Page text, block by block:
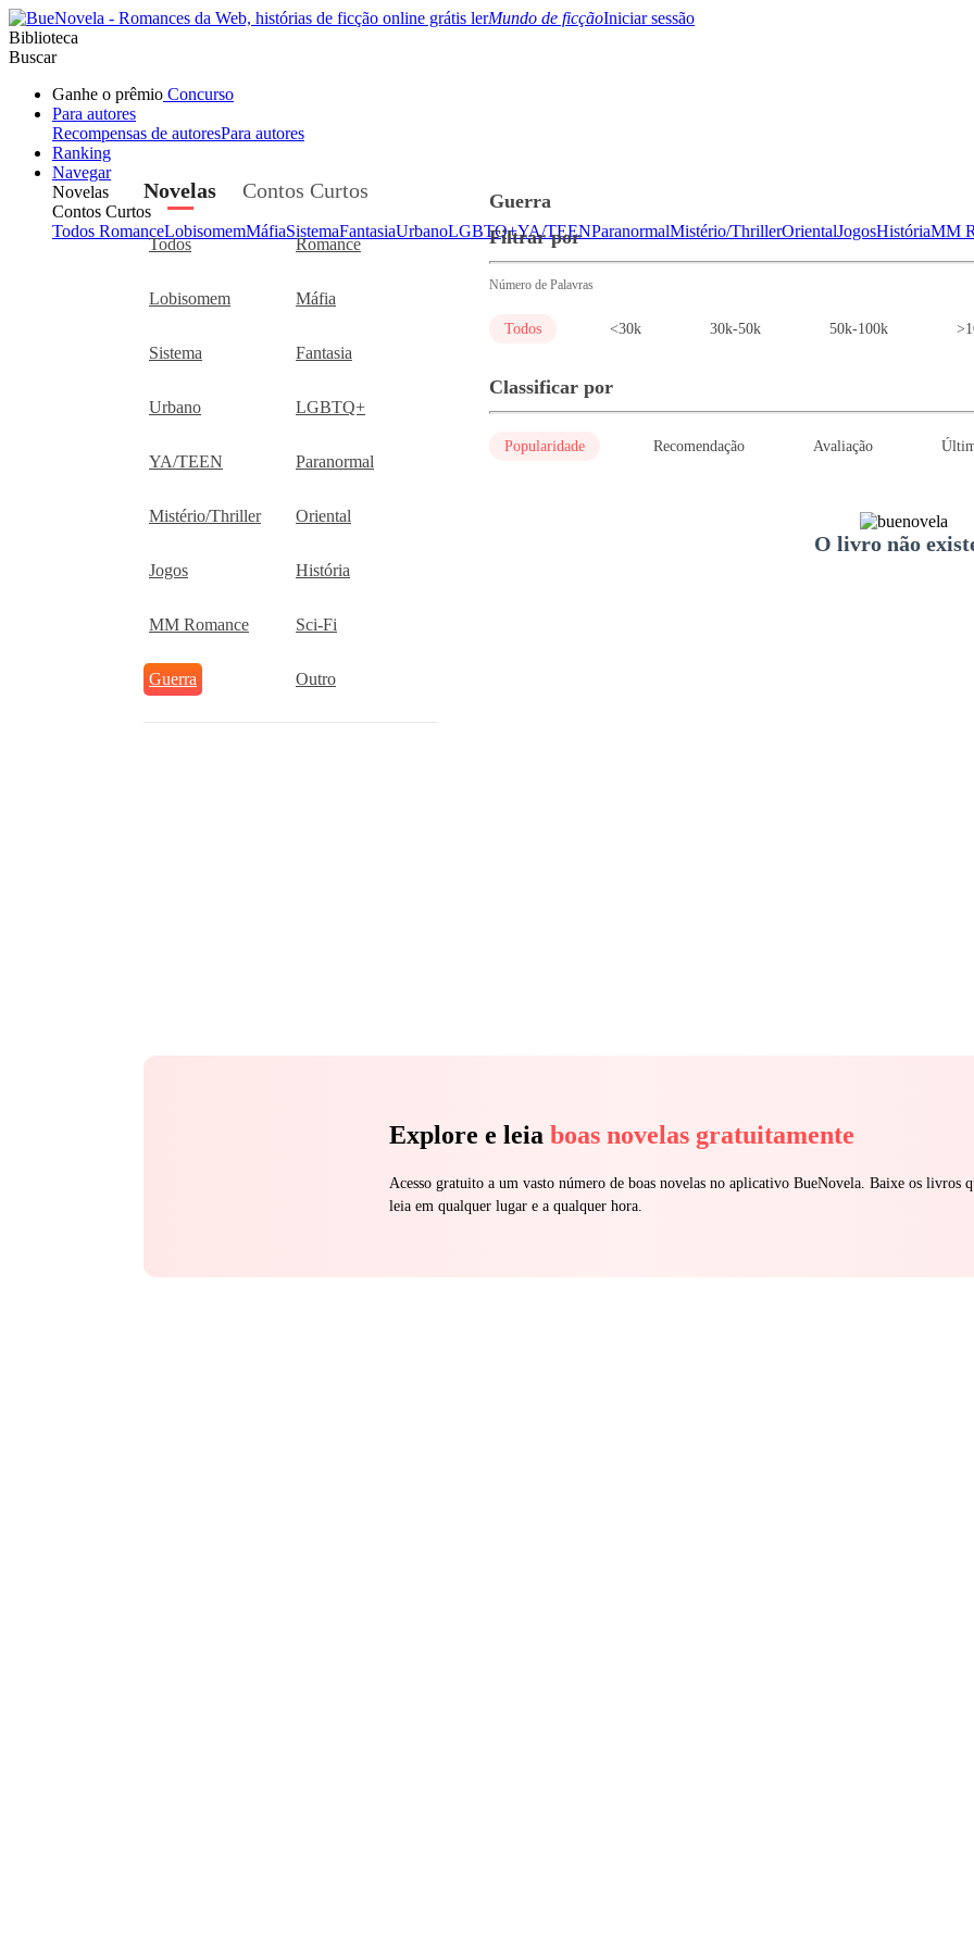
Mundo de ficçãoIniciar sessão
Biblioteca
Buscar
Ganhe o prêmio Concurso
Para autores
Recompensas de autoresPara autores
Ranking
Navegar
Novelas
Contos Curtos
Todos RomanceLobisomemMáfiaSistemaFantasiaUrbanoLGBTQ+YA/TEENParanormalMistério/ThrillerOrientalJogosHistóriaMM
Novelas Contos Curtos
Todos Romance
Lobisomem Máfia
Sistema Fantasia
Urbano LGBTQ+
YA/TEEN Paranormal
Mistério/Thriller Oriental
Jogos História
MM Romance Sci-Fi
Guerra Outro
Guerra
Filtrar por
Número de Palavras
Todos <30k 30k-50k 50k-100k
Classificar por
Popularidade Recomendação Avaliação
O livro não
Explore e leia boas novelas gratuitamente
Acesso gratuito a um vasto número de boas novelas no aplicativo BueNovela. Baixe os livros
leia em qualquer lugar e a qualquer hora.